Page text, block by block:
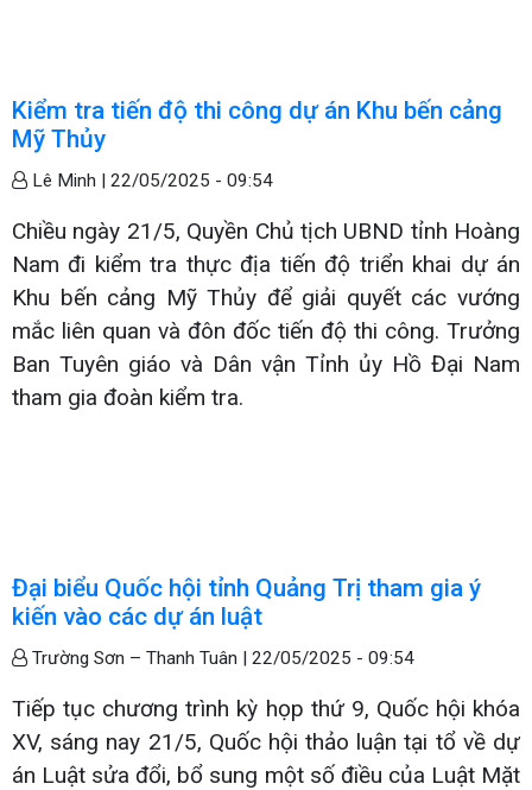
Kiểm tra tiến độ thi công dự án Khu bến cảng
Mỹ Thủy
Lê Minh | 22/05/2025 - 09:54
Chiều ngày 21/5, Quyền Chủ tịch UBND tỉnh Hoàng
Nam đi kiểm tra thực địa tiến độ triển khai dự án
Khu bến cảng Mỹ Thủy để giải quyết các vướng
mắc liên quan và đôn đốc tiến độ thi công. Trưởng
Ban Tuyên giáo và Dân vận Tỉnh ủy Hồ Đại Nam
tham gia đoàn kiểm tra.
Đại biểu Quốc hội tỉnh Quảng Trị tham gia ý
kiến vào các dự án luật
Trường Sơn – Thanh Tuân | 22/05/2025 - 09:54
Tiếp tục chương trình kỳ họp thứ 9, Quốc hội khóa
XV, sáng nay 21/5, Quốc hội thảo luận tại tổ về dự
án Luật sửa đổi, bổ sung một số điều của Luật Mặt